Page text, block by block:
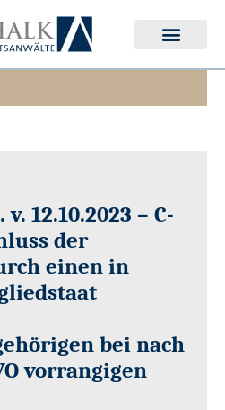
v. 12.10.2023 – C-
der
einen in
bei nach
vorrangigen